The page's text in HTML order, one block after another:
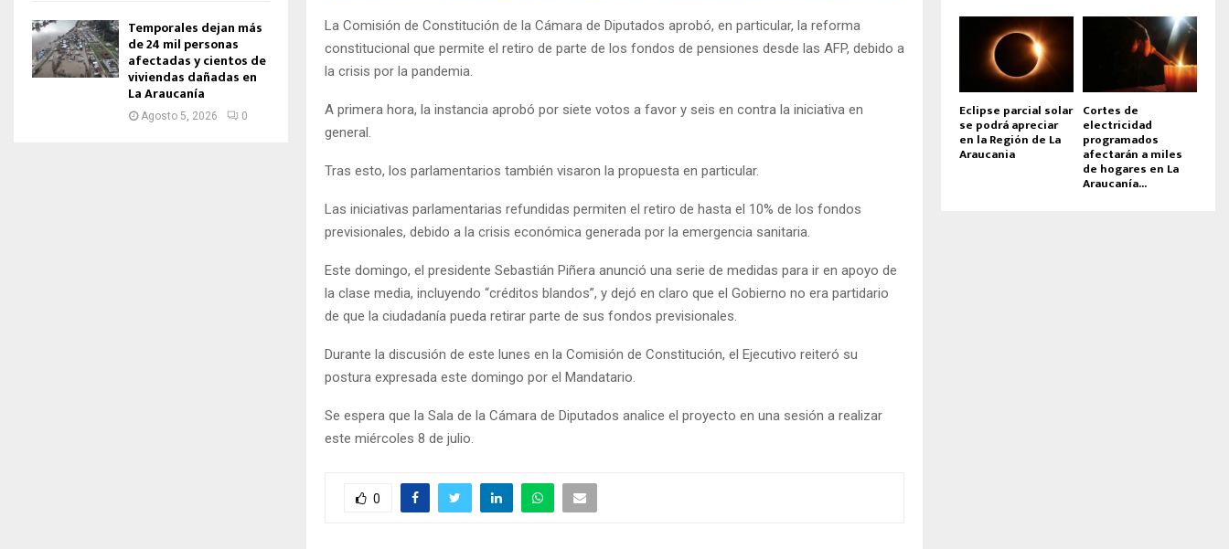
La Comisión de Constitución de la Cámara de Diputados aprobó, en particular, la reforma
constitucional que permite el retiro de parte de los fondos de pensiones desde las AFP, debido a
la crisis por la pandemia.
A primera hora, la instancia aprobó por siete votos a favor y seis en contra la iniciativa en
general.
Tras esto, los parlamentarios también visaron la propuesta en particular.
Las iniciativas parlamentarias refundidas permiten el retiro de hasta el 10% de los fondos
previsionales, debido a la crisis económica generada por la emergencia sanitaria.
Este domingo, el presidente Sebastián Piñera anunció una serie de medidas para ir en apoyo de
la clase media, incluyendo “créditos blandos”, y dejó en claro que el Gobierno no era partidario
de que la ciudadanía pueda retirar parte de sus fondos previsionales.
Durante la discusión de este lunes en la Comisión de Constitución, el Ejecutivo reiteró su
postura expresada este domingo por el Mandatario.
Se espera que la Sala de la Cámara de Diputados analice el proyecto en una sesión a realizar
este miércoles 8 de julio.
0
Temporales dejan más
de 24 mil personas
afectadas y cientos de
viviendas dañadas en
La Araucanía
Agosto 5, 2026 0 Eclipse parcial solar
se podrá apreciar
en la Región de La
Araucania
Cortes de
electricidad
programados
afectarán a miles
de hogares en La
Araucanía...